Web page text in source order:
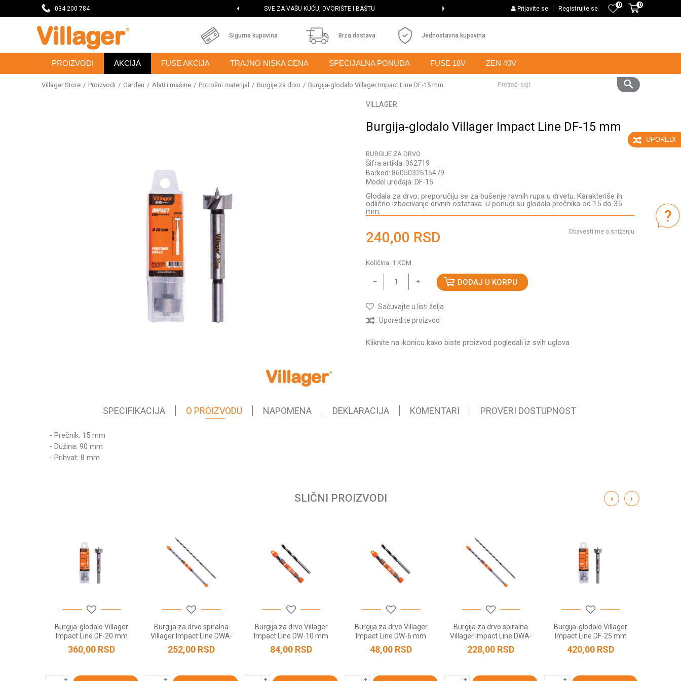
034 200 784 NAJVEĆI IZBOR MAŠINA I ALATA PLAĆANJE KARTICAMA BANKE INTESA NA 6 RATA
0
0
Prijavite se Registrujte se
Sigurna kupovina Brza dostava Jednostavna kupovina
PROIZVODI AKCIJA FUSE AKCIJA TRAJNO NISKA CENA SPECIJALNA PONUDA FUSE 18V ZEN 40V
Pretraži sajt
Villager Store Proizvodi Garden Alati i mašine Potrošni materijal Burgije za drvo Burgija-glodalo Villager Impact Line DF-15 mm
UPOREDI
VILLAGER
Burgija-glodalo Villager Impact Line DF-15 mm
BURGIJE ZA DRVO
Šifra artikla: 062719
Barkod: 8605032615479
Model uređaja: DF-15
Glodala za drvo, preporučiju se za bušenje ravnih rupa u drvetu. Karakteriše ih
odlično izbacivanje drvnih ostataka. U ponudi su glodala prečnika od 15 do 35
mm.
240,00 RSD Obavesti me o sniženju
Količina: 1 KOM
DODAJ U KORPU
Sačuvajte u listi želja
Uporedite proizvod
Kliknite na ikonicu kako biste proizvod pogledali iz svih uglova
SPECIFIKACIJA O PROIZVODU NAPOMENA DEKLARACIJA KOMENTARI PROVERI DOSTUPNOST
Karakteristika
Kategorija
- Prečnik: 15 mm
- Dužina: 90 mm
- Prihvat: 8 mm
POŠALJI
SLIČNI PROIZVODI
Burgija-glodalo Villager
Impact Line DF-20 mm
360,00 RSD
Burgija za drvo spiralna
Villager Impact Line DWA-
14x230 mm
252,00 RSD
Burgija za drvo Villager
Impact Line DW-10 mm
84,00 RSD
Burgija za drvo Villager
Impact Line DW-6 mm
48,00 RSD
Burgija za drvo spiralna
Villager Impact Line DWA-
12x230 mm
228,00 RSD
Burgija-glodalo Villager
Impact Line DF-25 mm
420,00 RSD